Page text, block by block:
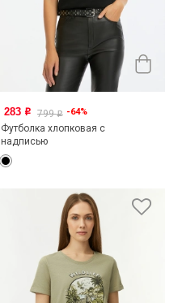
283 o 799o -64%
Футболка хлопковая с
надписью